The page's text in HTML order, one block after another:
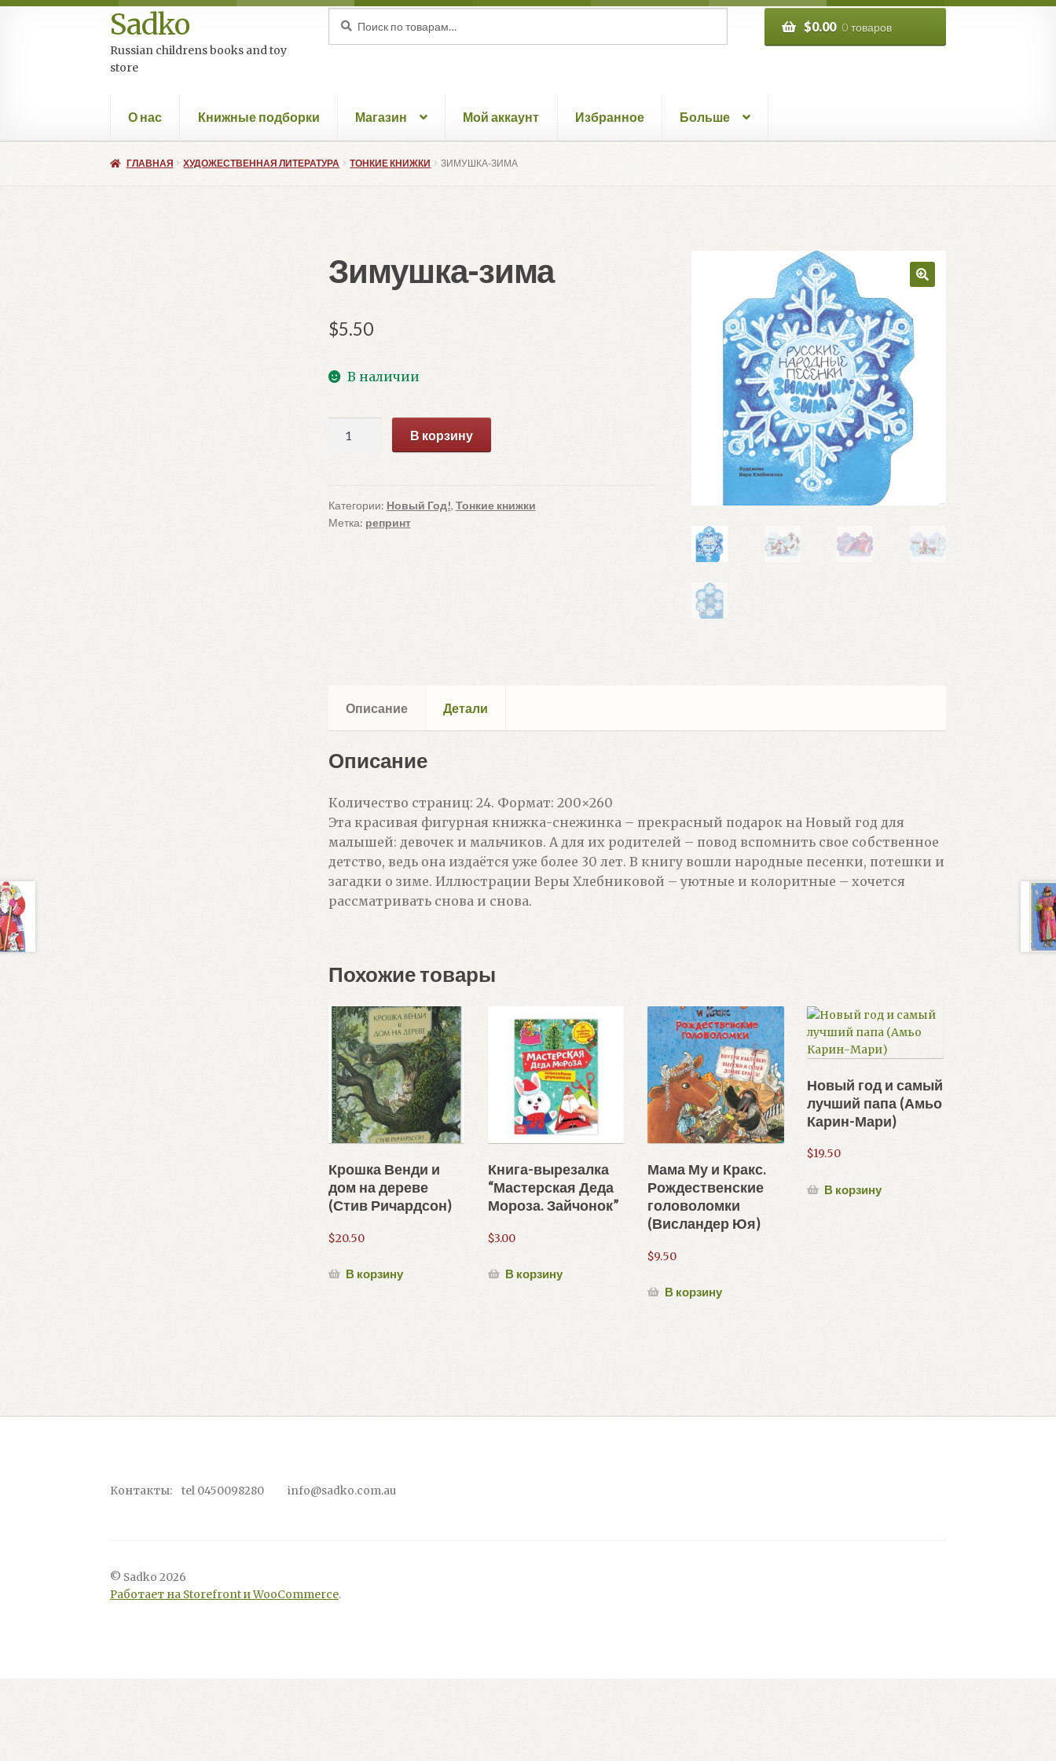
Перейти
к
навигации
Перейти
к
содержимому
Sadko
Russian childrens books and toy
store
$0.00 0 товаров
О нас Книжные подборки Магазин Мой аккаунт Избранное Больше
ГЛАВНАЯ ХУДОЖЕСТВЕННАЯ ЛИТЕРАТУРА ТОНКИЕ КНИЖКИ ЗИМУШКА-ЗИМА
Зимушка-зима
$5.50
В наличии
товара
зима
В корзину
Категории: Новый Год!, Тонкие книжки
Метка: репринт
Описание Детали
Описание
Количество страниц: 24. Формат: 200×260
Эта красивая фигурная книжка-снежинка – прекрасный подарок на Новый год для
малышей: девочек и мальчиков. А для их родителей – повод вспомнить свое собственное
детство, ведь она издаётся уже более 30 лет. В книгу вошли народные песенки, потешки и
загадки о зиме. Иллюстрации Веры Хлебниковой – уютные и колоритные – хочется
рассматривать снова и снова.
Похожие товары
Крошка Венди и
дом на дереве
(Стив Ричардсон)
$20.50
В корзину
Книга-вырезалка
“Мастерская Деда
Мороза. Зайчонок”
$3.00
В корзину
Мама Му и Кракс.
Рождественские
головоломки
(Висландер Юя)
$9.50
В корзину
Новый год и самый
лучший папа (Амьо
Карин-Мари)
$19.50
В корзину
Контакты: tel 0450098280 info@sadko.com.au
© Sadko 2026
Работает на Storefront и WooCommerce.